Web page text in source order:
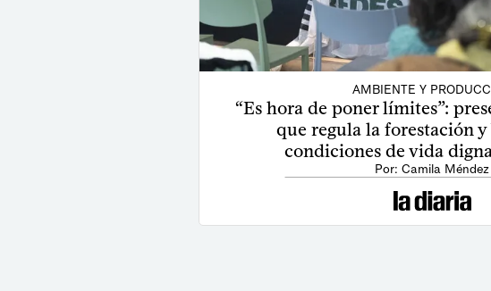
AMBIENTE Y
“Es hora de poner límites”:
que regula la forestación
condiciones de vida
Por: Camila Méndez